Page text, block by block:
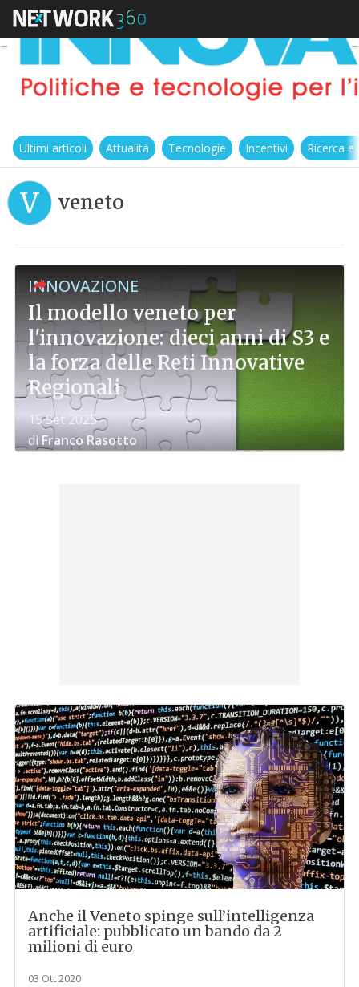
Ultimi articoli Attualità Tecnologie Incentivi Ricerca
V veneto
INNOVAZIONE
Il modello veneto per
l'innovazione: dieci anni di S3 e
la forza delle Reti Innovative
Regionali
15 Set 2025
diFranco Rasotto
Anche il Veneto spinge sull’intelligenza
artificiale: pubblicato un bando da 2
milioni di euro
03 Ott 2020